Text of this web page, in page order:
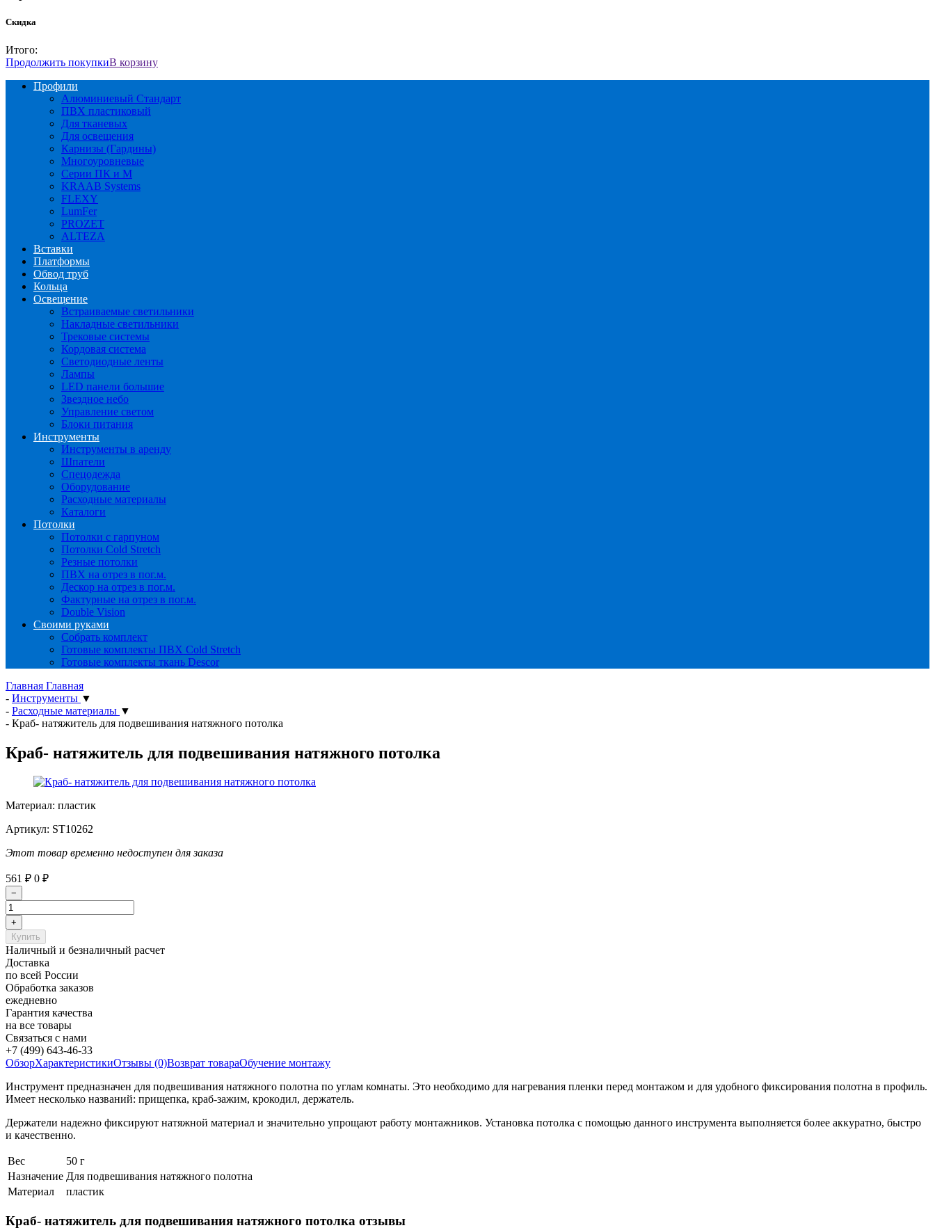
Скидка
Итого:
Продолжить покупкиВ корзину
Профили
Алюминиевый Стандарт
ПВХ пластиковый
Для тканевых
Для освещения
Карнизы (Гардины)
Многоуровневые
Серии ПК и М
KRAAB Systems
FLEXY
LumFer
PROZET
ALTEZA
Вставки
Платформы
Обвод труб
Кольца
Освещение
Встраиваемые светильники
Накладные светильники
Трековые системы
Кордовая система
Светодиодные ленты
Лампы
LED панели большие
Звездное небо
Управление светом
Блоки питания
Инструменты
Инструменты в аренду
Шпатели
Спецодежда
Оборудование
Расходные материалы
Каталоги
Потолки
Потолки с гарпуном
Потолки Cold Stretch
Резные потолки
ПВХ на отрез в пог.м.
Дескор на отрез в пог.м.
Фактурные на отрез в пог.м.
Double Vision
Своими руками
Собрать комплект
Готовые комплекты ПВХ Cold Stretch
Готовые комплекты ткань Descor
Главная Главная
- Инструменты ▼
- Расходные материалы ▼
- Краб- натяжитель для подвешивания натяжного потолка
Краб- натяжитель для подвешивания натяжного потолка
Материал: пластик
Артикул: ST10262
Этот товар временно недоступен для заказа
561 ₽ 0 ₽
Наличный и безналичный расчет
Доставка
по всей России
Обработка заказов
ежедневно
Гарантия качества
на все товары
Связаться с нами
+7 (499) 643-46-33
ОбзорХарактеристикиОтзывы (0)Возврат товараОбучение монтажу
Инструмент предназначен для подвешивания натяжного полотна по углам комнаты. Это необходимо для нагревания пленки перед монтажом и для удобного фиксирования полотна в профиль.
Имеет несколько названий: прищепка, краб-зажим, крокодил, держатель.
Держатели надежно фиксируют натяжной материал и значительно упрощают работу монтажников. Установка потолка с помощью данного инструмента выполняется более аккуратно, быстро
и качественно.
Вес
50 г
Назначение Для подвешивания натяжного полотна
Материал
пластик
Краб- натяжитель для подвешивания натяжного потолка отзывы